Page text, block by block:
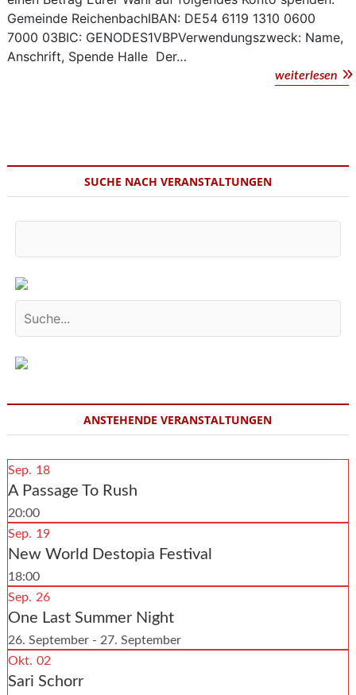
Gemeinde ReichenbachIBAN: DE54 6119 1310 0600
7000 03BIC: GENODES1VBPVerwendungszweck: Name,
Anschrift, Spende Halle Der…
weiterlesen
SUCHE NACH VERANSTALTUNGEN
ANSTEHENDE VERANSTALTUNGEN
Sep. 18
A Passage To Rush
20:00
Sep. 19
New World Destopia Festival
18:00
Sep. 26
One Last Summer Night
26. September - 27. September
Okt. 02
Sari Schorr